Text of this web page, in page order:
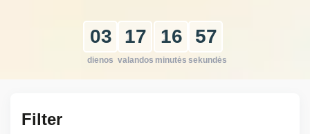
03
dienos
17
valandos
16
minutės
56
sekundės
Filter